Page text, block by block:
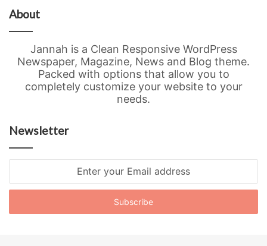
About
Jannah is a Clean Responsive WordPress
Newspaper, Magazine, News and Blog theme.
Packed with options that allow you to
completely customize your website to your
needs.
Newsletter
Email